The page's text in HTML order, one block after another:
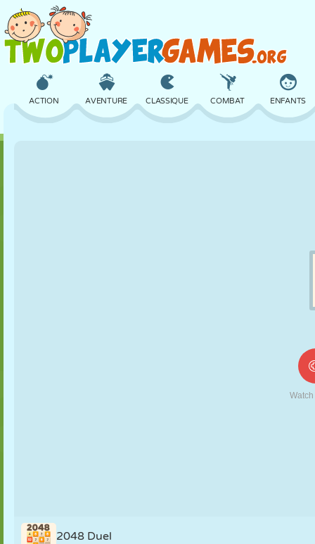
ACTION AVENTURE CLASSIQUE COMBAT ENFANTS
2048 Duel